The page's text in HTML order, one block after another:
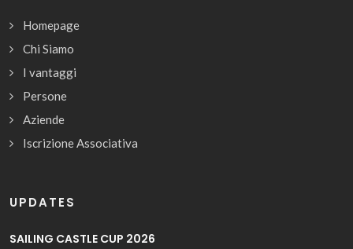
Homepage
Chi Siamo
I vantaggi
Persone
Aziende
Iscrizione Associativa
UPDATES
SAILING CASTLE CUP 2026